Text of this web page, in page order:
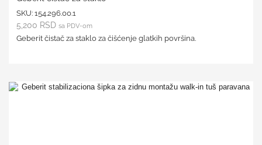
SKU: 154.296.00.1
5,200 RSD sa PDV-om
Geberit čistač za staklo za čišćenje glatkih površina.